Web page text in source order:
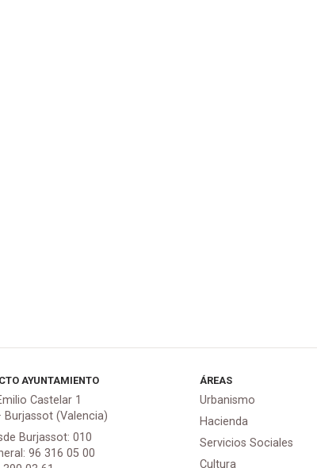
AYUNTAMIENTO
Castelar 1
Burjassot (Valencia)
Burjassot: 010
96 316 05 00
ÁREAS
Urbanismo
Hacienda
Servicios Sociales
Cultura